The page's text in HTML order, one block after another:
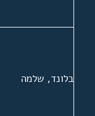
בלונד, שלמה